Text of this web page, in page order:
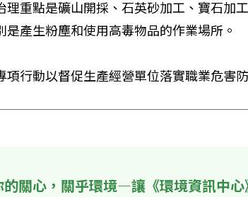
理重點是礦山開採、石英砂加工、寶石加
是產生粉塵和使用高毒物品的作業場所。
項行動以督促生產經營單位落實職業危害
的關心，關乎環境—讓《環境資訊中心